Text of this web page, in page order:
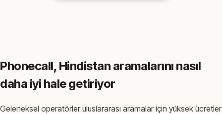
Phonecall, Hindistan aramalarını nasıl
daha iyi hale getiriyor
Geleneksel operatörler uluslararası aramalar için yüksek ücretler